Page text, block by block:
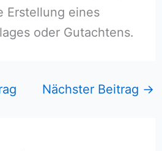
Erstellung eines
oder Gutachtens.
Nächster Beitrag →